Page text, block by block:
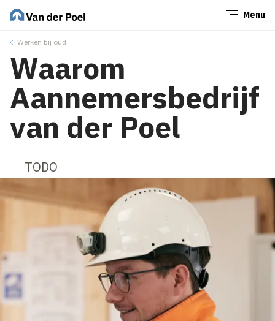
Menu
Werken bij oud
Waarom
Aannemersbedrijf
van der Poel
TODO
Sluiten